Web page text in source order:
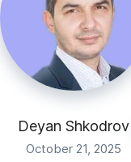
Deyan Shkodrov
October 21, 2025